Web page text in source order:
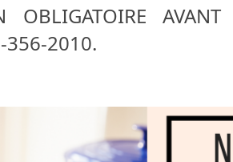
OBLIGATOIRE AVANT
356-2010.